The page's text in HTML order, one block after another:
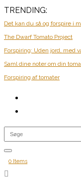
TRENDING:
Det kan du så og forspire i
The Dwarf Tomato Project
Forspiring: Uden jord, med
Saml dine noter om din
Forspiring af tomater
0 Items
